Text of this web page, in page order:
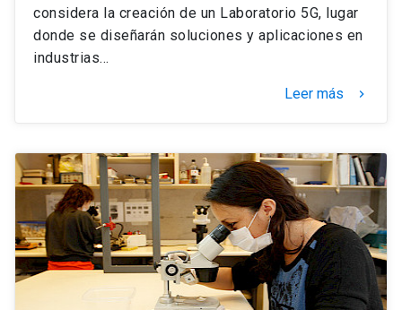
considera la creación de un Laboratorio 5G, lugar
donde se diseñarán soluciones y aplicaciones en
industrias…
Leer más keyboard_arrow_right